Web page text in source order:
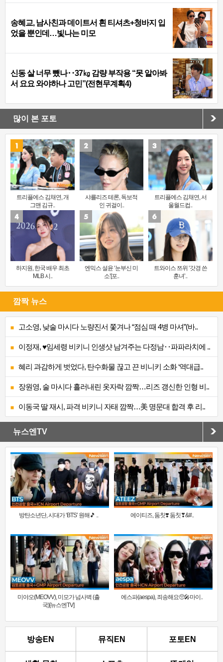
송혜교, 남사친과 데이트서 흰 티셔츠+청바지 입
었을 뿐인데…빛나는 미모
신동 살 너무 뺐나‥37㎏ 감량 부작용 “못 알아봐
서 요요 와야하나 고민”(전현무계획4)
많이 본 포토
트리플에스 김채연, 개
그맨 김규..
샤를리즈 테론, 독보적
인 귀걸이..
트리플에스 김채연, 서
울월드컵..
하지원, 한국 배우 최초
MLB 시..
엔믹스 설윤 ‘눈부신 미
소’[포..
트와이스 쯔위 ‘갓경 쓴
훈녀’..
깜짝 뉴스
고소영, 낮술 마시다 노량진서 쫓겨나 “점심 때 4병 마셔”(바..
이정재, ♥임세령 비키니 인생샷 남겨주는 다정남‥파파라치에 ..
혜리 과감하게 벗었다, 탄수화물 끊고 끈 비니키 소화 ‘역대급..
장원영, 술 마시다 흘러내린 옷자락 깜짝…리즈 갱신한 인형 비..
이동국 딸 재시, 파격 비키니 자태 깜짝…美 명문대 합격 후 리..
뉴스엔TV
방탄소년단, 시대가 ‘BTS’ 원해🎵 .. 에이티즈, 둠칫❣️ 둠칫❣&#..
미야오(MEOVV), 미모가 넘사벽 (출
국)[뉴스엔TV]
에스파(aespa), 죄송해요🥺🎤마이..
방송EN 뮤직EN 포토EN